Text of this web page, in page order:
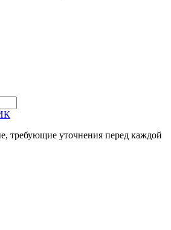
требующие уточнения перед каждой